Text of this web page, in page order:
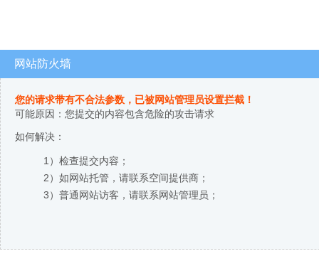
网站防火墙
您的请求带有不合法参数，已被网站管理员设置拦截！
可能原因：您提交的内容包含危险的攻击请求
如何解决：
1）检查提交内容；
2）如网站托管，请联系空间提供商；
3）普通网站访客，请联系网站管理员；